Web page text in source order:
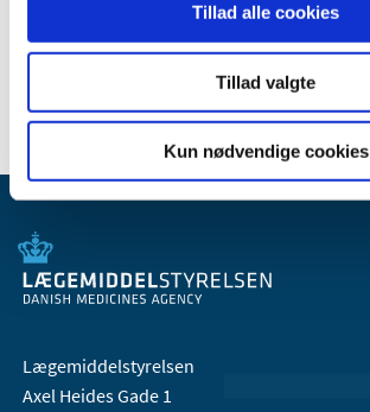
Tillad alle cookies
Tillad valgte
Kun nødvendige cookies
Godkendte radioaktive lægemidler
Lægemiddelstyrelsen
Axel Heides Gade 1